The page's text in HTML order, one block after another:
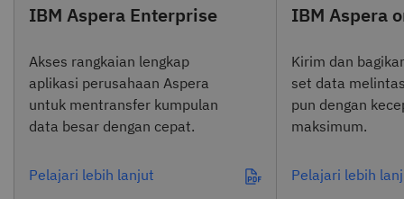
IBM Aspera Enterprise
Akses rangkaian lengkap
aplikasi perusahaan Aspera
untuk mentransfer kumpulan
data besar dengan cepat.
Pelajari lebih lanjut
IBM Aspera
Kirim dan
set data
pun dengan
maksimum.
Pelajari lebih